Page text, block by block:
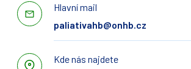
Hlavní mail
paliativahb@onhb.cz
Kde nás najdete